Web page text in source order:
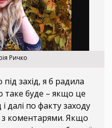
Ричко
захід, я б радила
таке буде – якщо це
далі по факту заходу
з коментарями. Якщо